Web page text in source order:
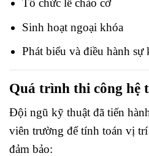
Tổ chức lễ chào cờ
Sinh hoạt ngoại khóa
Phát biểu và điều hành sự
Quá trình thi công hệ
Đội ngũ kỹ thuật đã tiến
viên trường để tính toán vị
đảm bảo: